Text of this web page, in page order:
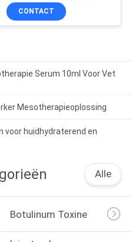
CONTACT
Serum 10ml Voor Vet
Mesotherapieoplossing
voor huidhydraterend en
Alle
Botulinum Toxine